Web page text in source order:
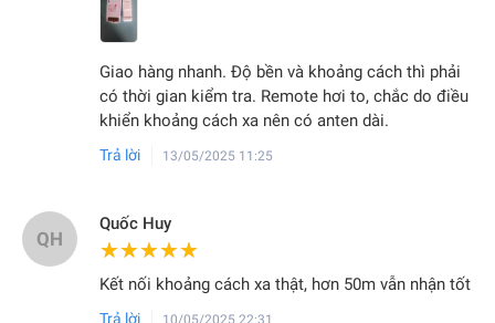
Giao hàng nhanh. Độ bền và khoảng cách thì phải
có thời gian kiểm tra. Remote hơi to, chắc do điều
khiển khoảng cách xa nên có anten dài.
Trả lời 13/05/2025 11:25
QH
Quốc Huy
★★★★★
★★★★★
Kết nối khoảng cách xa thật, hơn 50m vẫn nhận tốt
Trả lời 10/05/2025 22:31